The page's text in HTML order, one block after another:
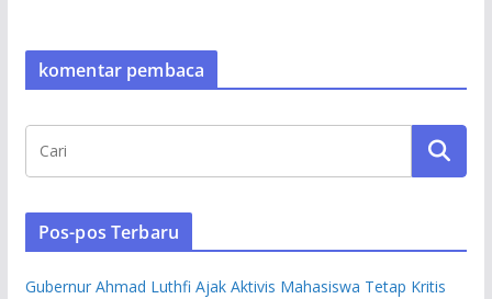
komentar pembaca
Pos-pos Terbaru
Gubernur Ahmad Luthfi Ajak Aktivis Mahasiswa Tetap Kritis